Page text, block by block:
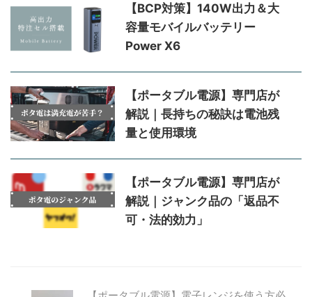
【BCP対策】140W出力＆大
容量モバイルバッテリー
Power X6
【ポータブル電源】専門店が
解説｜長持ちの秘訣は電池残
量と使用環境
【ポータブル電源】専門店が
解説｜ジャンク品の「返品不
可・法的効力」